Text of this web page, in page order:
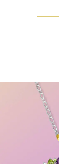
Winston
在大片粉色、橙